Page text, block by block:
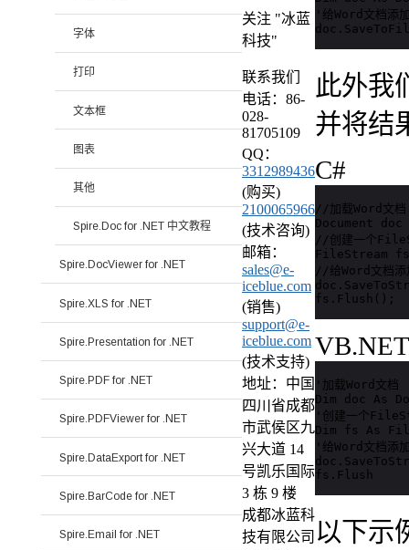
'给Word文档添
此外我
并将结
C#
//加载Word文档
Document
//创建一个
FileStream
//给Word文档添
fs.Flush();
VB.NET
'加载Word文档
Dim doc As
'创建一个
Dim fs As
'给Word文档添
fs.Flush
以下示
字体
打印
文本框
图表
其他
Spire.Doc for .NET 中文教程
Spire.DocViewer for .NET
Spire.XLS for .NET
Spire.Presentation for .NET
Spire.PDF for .NET
Spire.PDFViewer for .NET
Spire.DataExport for .NET
Spire.BarCode for .NET
Spire.Email for .NET
关注 "冰蓝
科技"
联系我们
电话：86-
028-
81705109
QQ：
3312989436
(购买)
2100065966
(技术咨询)
邮箱：
sales@e-
iceblue.com
(销售)
support@e-
iceblue.com
(技术支持)
地址：中国
四川省成都
市武侯区九
兴大道 14
号凯乐国际
3 栋 9 楼
成都冰蓝科
技有限公司